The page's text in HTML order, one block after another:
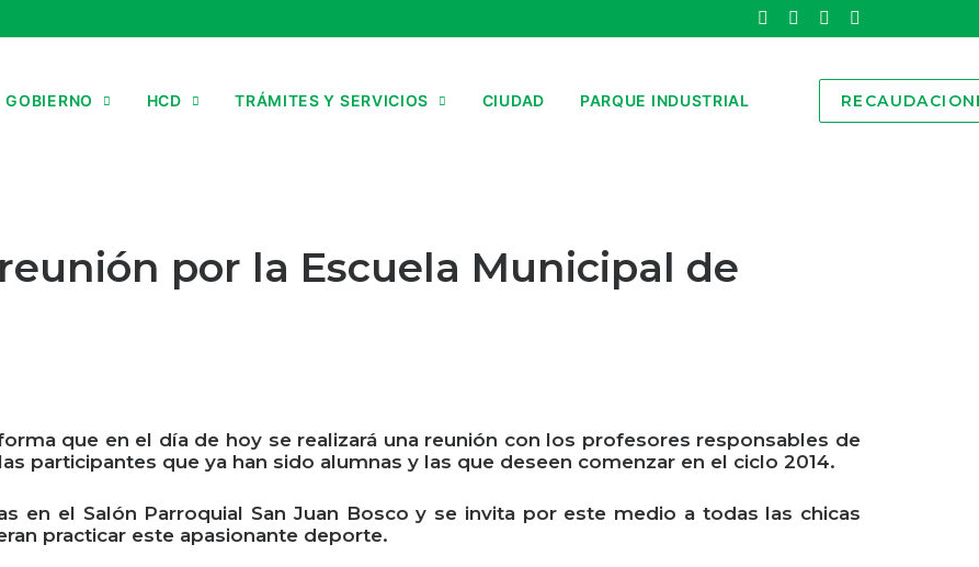
GOBIERNO HCD TRÁMITES Y SERVICIOS CIUDAD PARQUE INDUSTRIAL
por la Escuela Municipal de
que en el día de hoy se realizará una reunión con los profesores responsables de
participantes que ya han sido alumnas y las que deseen comenzar en el ciclo 2014.
en el Salón Parroquial San Juan Bosco y se invita por este medio a todas las chicas
practicar este apasionante deporte.